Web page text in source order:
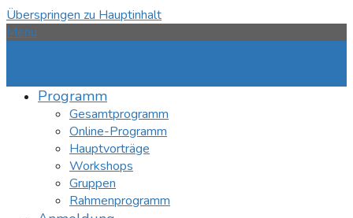
Überspringen zu Hauptinhalt
Menü
Programm
Gesamtprogramm
Online-Programm
Hauptvorträge
Workshops
Gruppen
Rahmenprogramm